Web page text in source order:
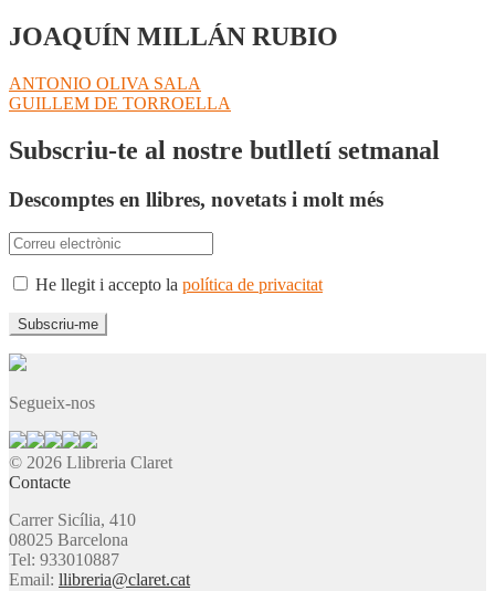
JOAQUÍN MILLÁN RUBIO
Navegació
d'entrades
Entrada
anterior:
ANTONIO OLIVA SALA
Pròxima
GUILLEM DE TORROELLA
Subscriu-te al nostre butlletí setmanal
Descomptes en llibres, novetats i molt més
He llegit i accepto la política de privacitat
Segueix-nos
© 2026 Llibreria Claret
Contacte
Carrer Sicília, 410
08025 Barcelona
Tel: 933010887
Email: llibreria@claret.cat